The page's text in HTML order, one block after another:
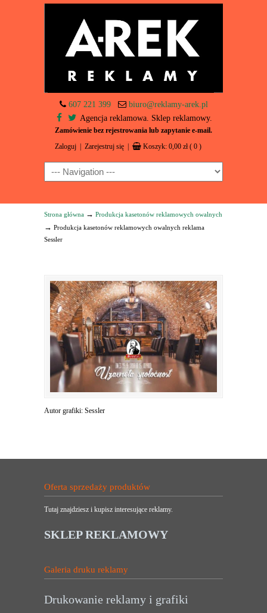
607 221 399
biuro@reklamy-arek.pl
Agencja reklamowa. Sklep reklamowy.
Zamówienie bez rejestrowania lub zapytanie e-mail.
Zaloguj Zarejestruj się Koszyk: 0,00 zł ( 0 )
Navigation
Strona główna → Produkcja kasetonów reklamowych owalnych
→ Produkcja kasetonów reklamowych owalnych reklama
Sessler
Autor grafiki: Sessler
Oferta sprzedaży produktów
Tutaj znajdziesz i kupisz interesujące reklamy.
SKLEP REKLAMOWY
Galeria druku reklamy
Drukowanie reklamy i grafiki